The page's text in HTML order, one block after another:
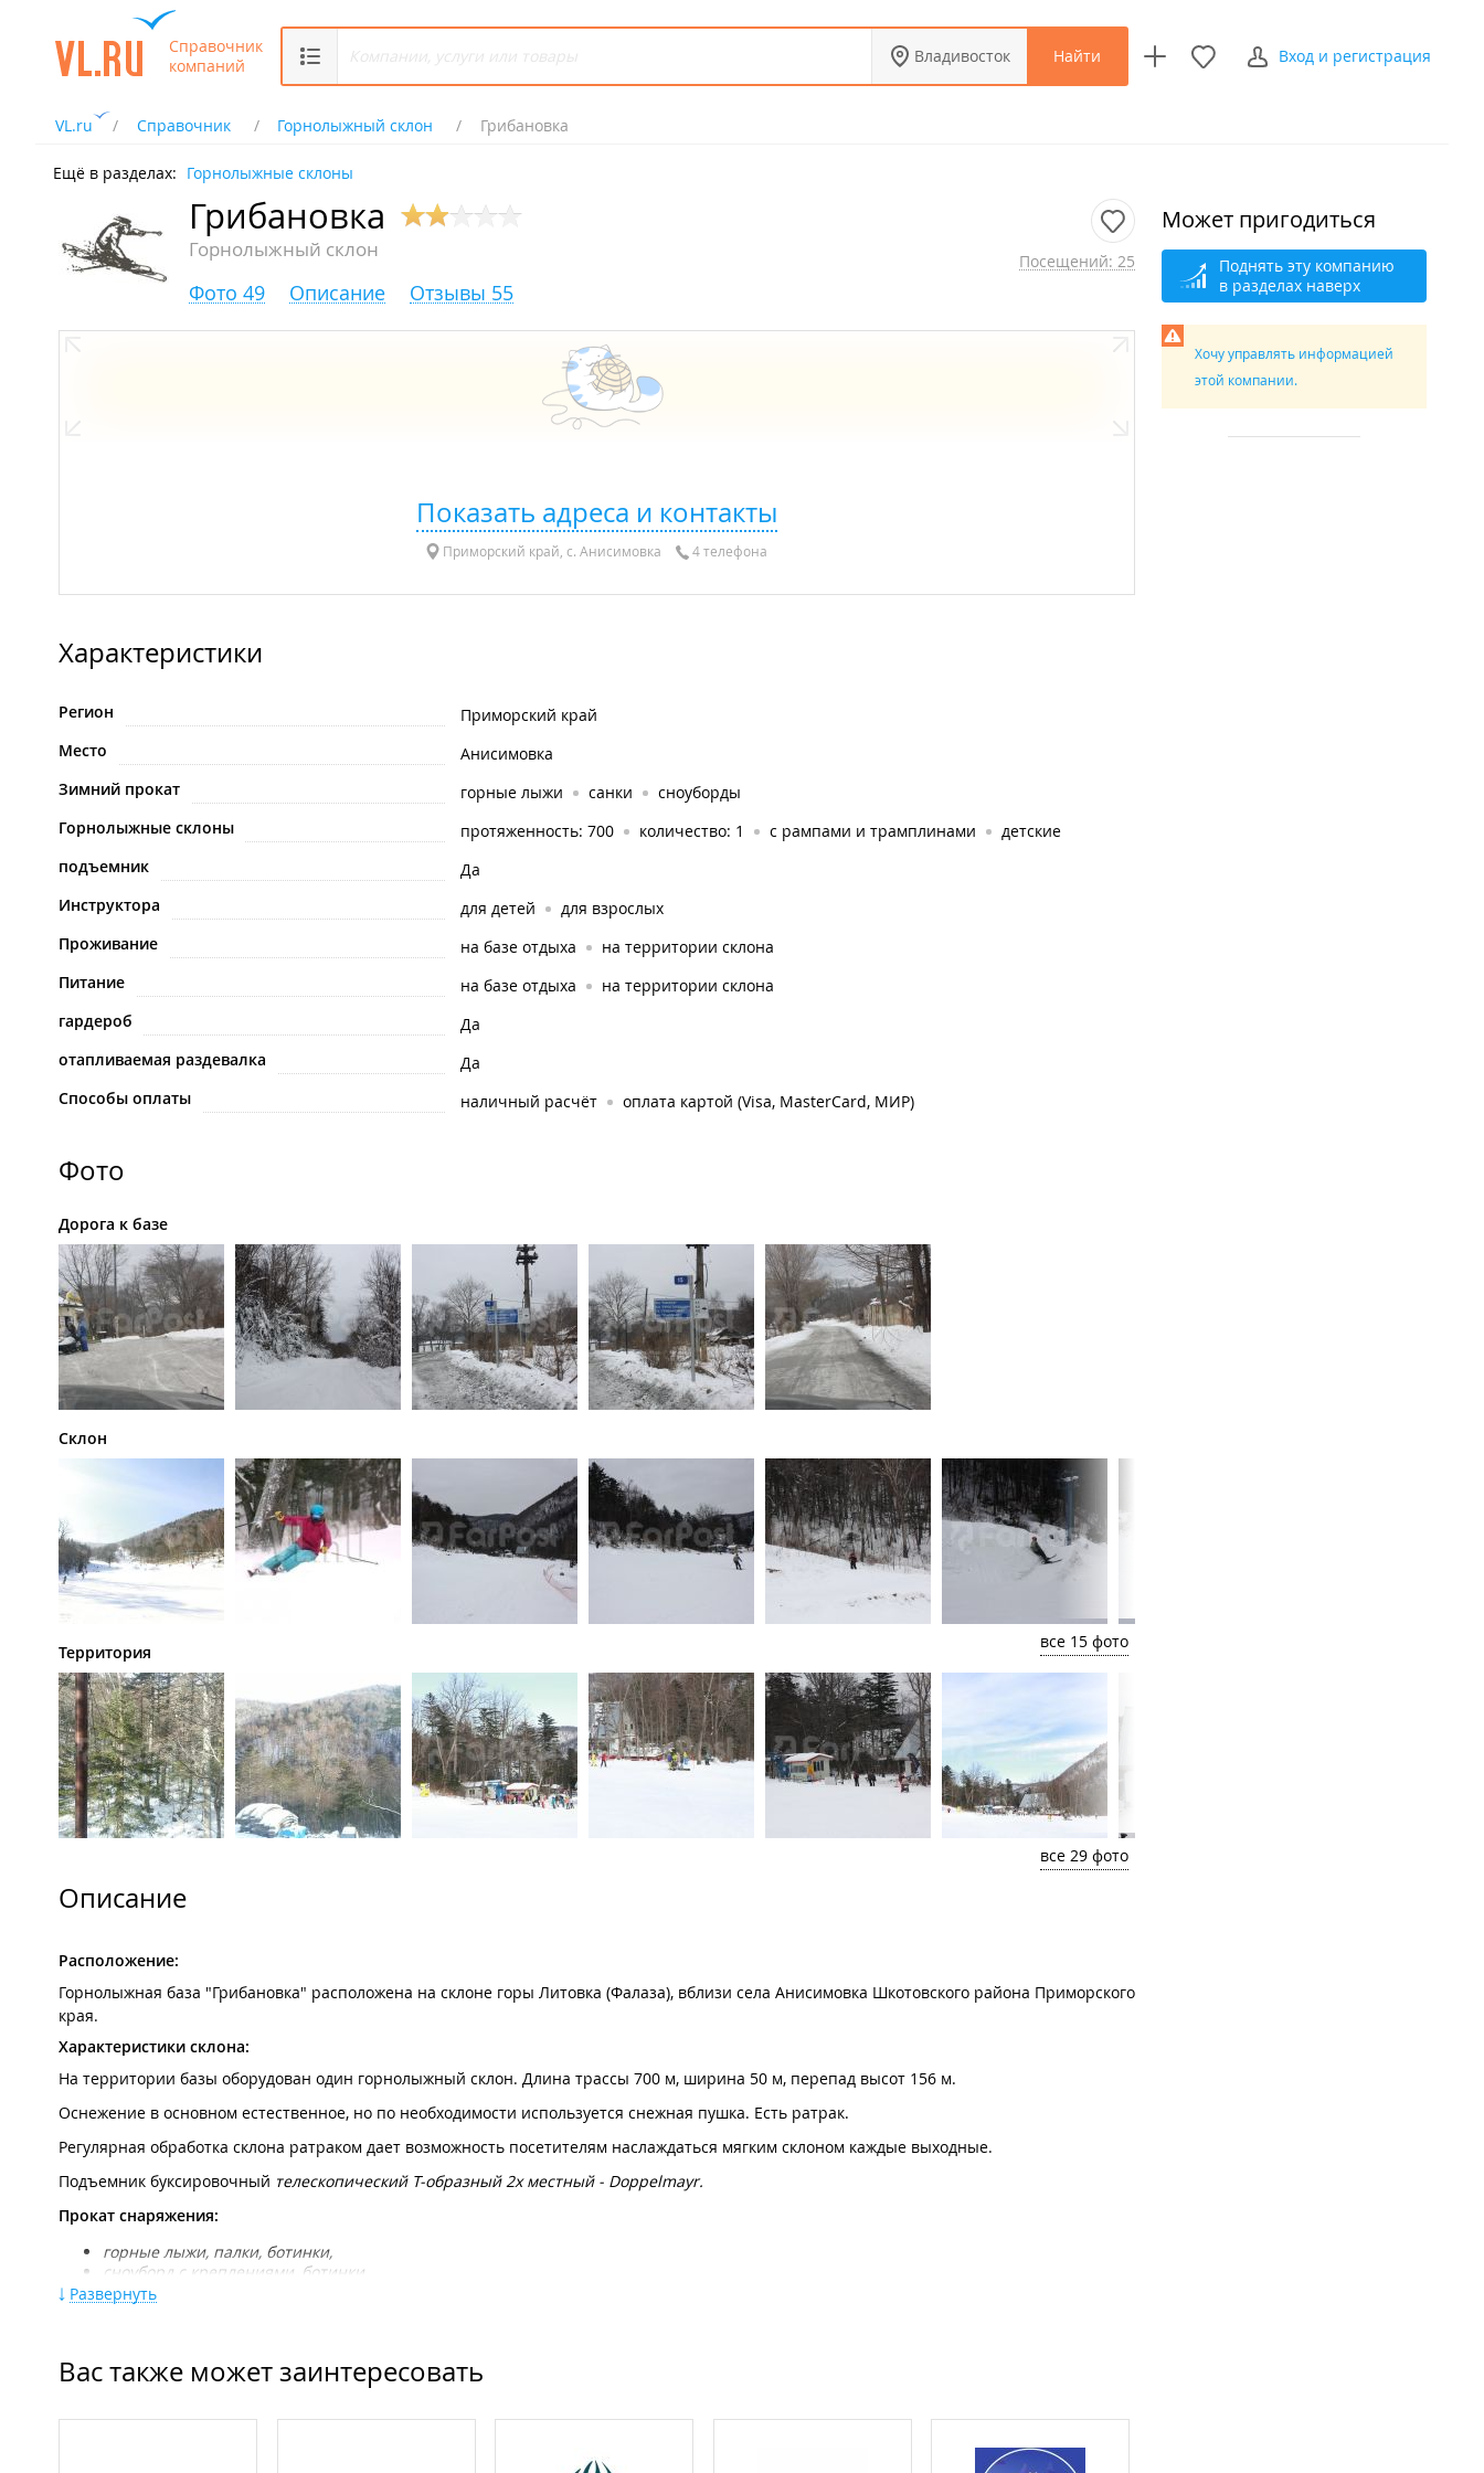
Справочник
компаний
Владивосток Найти Вход и регистрация
VL.ru Справочник Горнолыжный склон Грибановка
Ещё в разделах: Горнолыжные склоны
Грибановка
Горнолыжный склон Посещений: 25
Фото 49 Описание Отзывы 55
Показать адреса и контакты
Приморский край, с. Анисимовка 4 телефона
Характеристики
Регион
Приморский край
Место
Анисимовка
Зимний прокат
горные лыжи санки
сноуборды
Горнолыжные склоны
протяженность: 700 количество: 1 с рампами и трамплинами
детские
подъемник
Да
Инструктора
для детей
для взрослых
Проживание
на базе отдыха
на территории склона
Питание
на базе отдыха
на территории склона
гардероб
Да
отапливаемая раздевалка
Да
Способы оплаты
наличный расчёт оплата картой (Visa, MasterCard, МИР)
Фото
Дорога к базе
Склон
все 15 фото
Территория
все 29 фото
Описание
Расположение:
Горнолыжная база "Грибановка" расположена на склоне горы Литовка (Фалаза), вблизи села Анисимовка Шкотовского района Приморского
края.
Характеристики склона:
На территории базы оборудован один горнолыжный склон. Длина трассы 700 м, ширина 50 м, перепад высот 156 м.
Оснежение в основном естественное, но по необходимости используется снежная пушка. Есть ратрак.
Регулярная обработка склона ратраком дает возможность посетителям наслаждаться мягким склоном каждые выходные.
Подъемник буксировочный телескопический Т-образный 2х местный - Doppelmayr.
Прокат снаряжения:
горные лыжи, палки, ботинки,
сноуборд с креплениями, ботинки
защита, шлемы, очки
Горнолыжный склон работает во все праздничные дни.
Возможность хранение вещей и спортивного оборудования в здании проката.
Развернуть
Вас также может заинтересовать
Может пригодиться
Поднять эту компанию
в разделах наверх
Хочу управлять информацией
этой компании.